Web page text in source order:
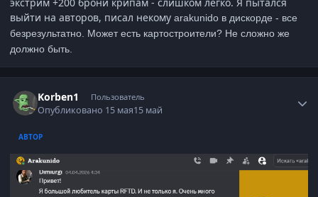
выйти на авторов, писал некому arakunido в дискорде - все
безрезультатно. Может есть картостроители? Не сложно же
должно быть.
Korben1 Пользователь
Опубликовано 15 мая15 май
АВТОР